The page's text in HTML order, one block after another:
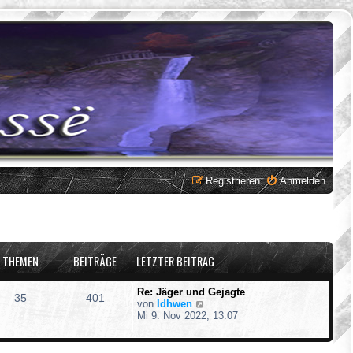
Anmelden
Registrieren
THEMEN BEITRÄGE LETZTER BEITRAG
35 401
Re: Jäger und Gejagte
von Idhwen
e
e
Mi 9. Nov 2022, 13:07